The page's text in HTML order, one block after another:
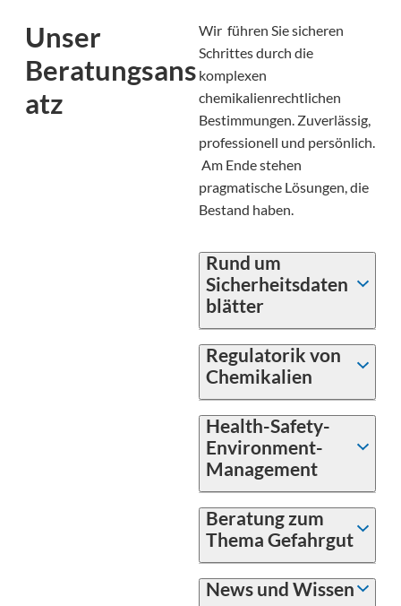
Unser
Beratungsans
atz
Wir führen Sie sicheren
Schrittes durch die
komplexen
chemikalienrechtlichen
Bestimmungen. Zuverlässig,
professionell und persönlich.
Am Ende stehen
pragmatische Lösungen, die
Bestand haben.
Rund um
Sicherheitsdaten
blätter
Regulatorik von
Chemikalien
Health-Safety-
Environment-
Management
Beratung zum
Thema Gefahrgut
News und Wissen